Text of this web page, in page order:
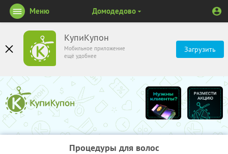
КупиКупон
Мобильное приложение
ещё удобнее
Загрузить
Меню Домодедово
Процедуры для волос